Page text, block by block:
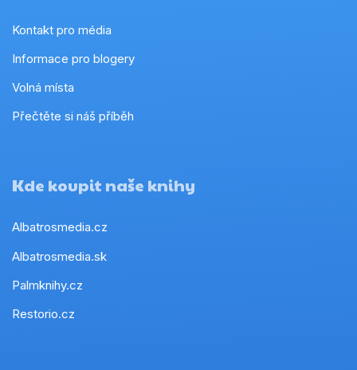
Kontakt pro média
Informace pro blogery
Volná místa
Přečtěte si náš příběh
Kde koupit naše knihy
Albatrosmedia.cz
Albatrosmedia.sk
Palmknihy.cz
Restorio.cz